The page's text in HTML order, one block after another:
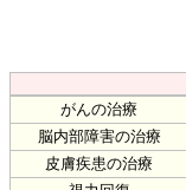
がんの治療
脳内部障害の治療
皮膚疾患の治療